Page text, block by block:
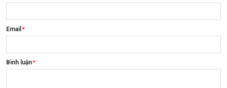
Email *
Bình luận*